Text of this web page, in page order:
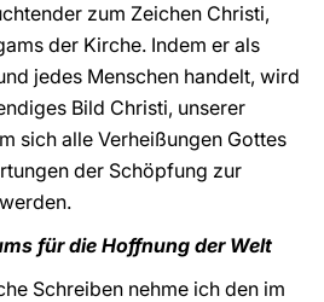
zum Zeichen Christi,
der Kirche. Indem er als
jedes Menschen handelt, wird
Bild Christi, unserer
sich alle Verheißungen Gottes
der Schöpfung zur
für die Hoffnung der Welt
Schreiben nehme ich den im